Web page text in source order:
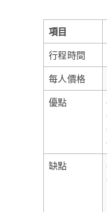
項目
行程時間
每人價格
優點
缺點